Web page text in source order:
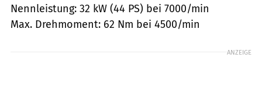
Nennleistung: 32 kW (44 PS) bei 7000/min
Max. Drehmoment: 62 Nm bei 4500/min
ANZEIGE